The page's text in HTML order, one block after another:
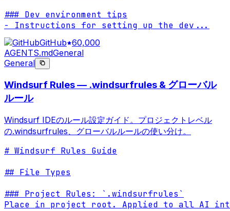
### Dev environment tips
- Instructions for setting up the dev ...
GitHub 60,000
AGENTS.mdGeneral
General
Windsurf Rules — .windsurfrules & グローバル
ルール
Windsurf IDEのルール設定ガイド。プロジェクトレベル
の.windsurfrules、グローバルルールの使い分け。
# Windsurf Rules Guide
## File Types
### Project Rules: `.windsurfrules`
Place in project root. Applied to all AI